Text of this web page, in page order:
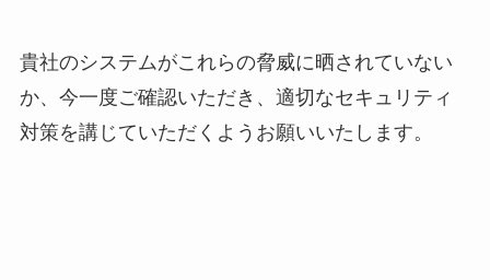
貴社のシステムがこれらの脅威に晒されていない
か、今一度ご確認いただき、適切なセキュリティ
対策を講じていただくようお願いいたします。